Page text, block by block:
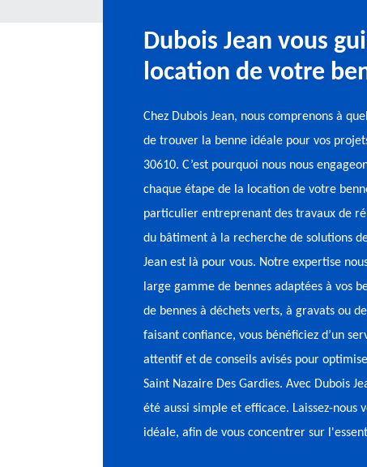
Dubois Jean vous
location de votre
Chez Dubois Jean, nous comprenons à
de trouver la benne idéale pour vos
30610. C’est pourquoi nous nous
chaque étape de la location de votre
particulier entreprenant des travaux de
du bâtiment à la recherche de solutions
Jean est là pour vous. Notre expertise
large gamme de bennes adaptées à vos
de bennes à déchets verts, à gravats ou
faisant confiance, vous bénéficiez d’un
attentif et de conseils avisés pour
Saint Nazaire Des Gardies. Avec Dubois
été aussi simple et efficace. Laissez-nous
idéale, afin de vous concentrer sur